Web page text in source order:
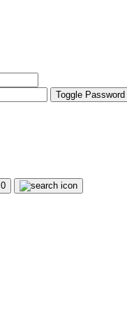
Toggle
0